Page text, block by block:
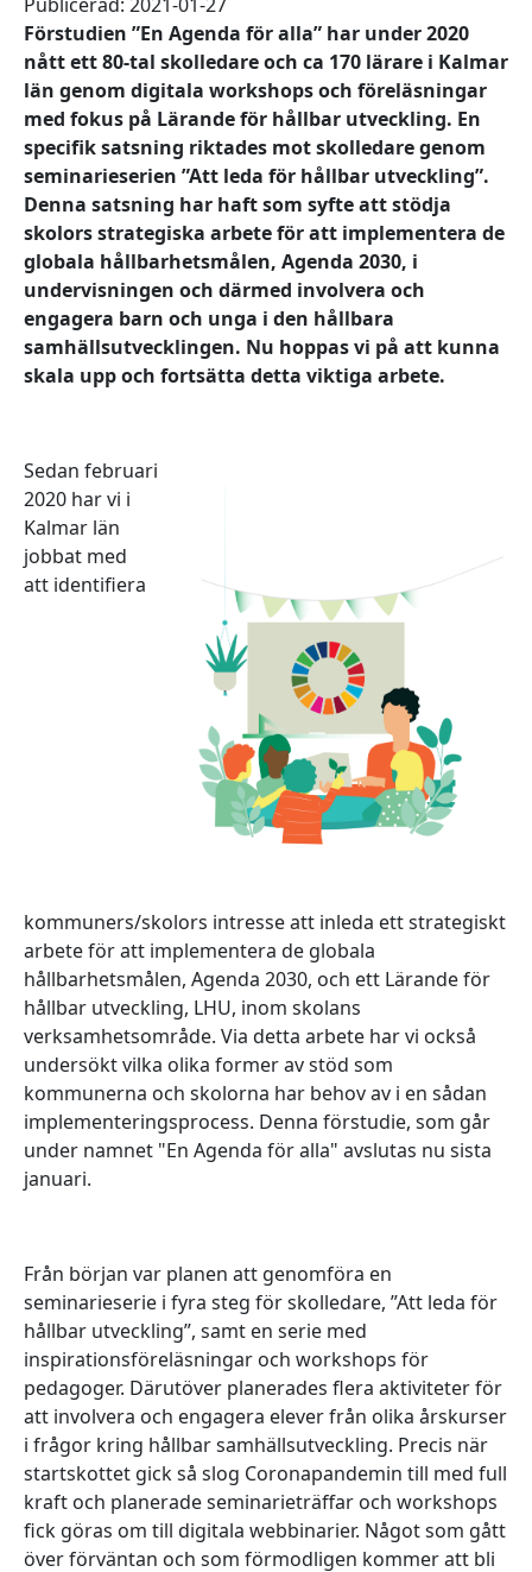
Förstudien ”En Agenda för alla” har under 2020
nått ett 80-tal skolledare och ca 170 lärare i Kalmar
län genom digitala workshops och föreläsningar
med fokus på Lärande för hållbar utveckling. En
specifik satsning riktades mot skolledare genom
seminarieserien ”Att leda för hållbar utveckling”.
Denna satsning har haft som syfte att stödja
skolors strategiska arbete för att implementera de
globala hållbarhetsmålen, Agenda 2030, i
undervisningen och därmed involvera och
engagera barn och unga i den hållbara
samhällsutvecklingen. Nu hoppas vi på att kunna
skala upp och fortsätta detta viktiga arbete.
Sedan februari
2020 har vi i
Kalmar län
jobbat med
att identifiera
kommuners/skolors intresse att inleda ett strategiskt
arbete för att implementera de globala
hållbarhetsmålen, Agenda 2030, och ett Lärande för
hållbar utveckling, LHU, inom skolans
verksamhetsområde. Via detta arbete har vi också
undersökt vilka olika former av stöd som
kommunerna och skolorna har behov av i en sådan
implementeringsprocess. Denna förstudie, som går
under namnet "En Agenda för alla" avslutas nu sista
januari.
Från början var planen att genomföra en
seminarieserie i fyra steg för skolledare, ”Att leda för
hållbar utveckling”, samt en serie med
inspirationsföreläsningar och workshops för
pedagoger. Därutöver planerades flera aktiviteter för
att involvera och engagera elever från olika årskurser
i frågor kring hållbar samhällsutveckling. Precis när
startskottet gick så slog Coronapandemin till med full
kraft och planerade seminarieträffar och workshops
fick göras om till digitala webbinarier. Något som gått
över förväntan och som förmodligen kommer att bli